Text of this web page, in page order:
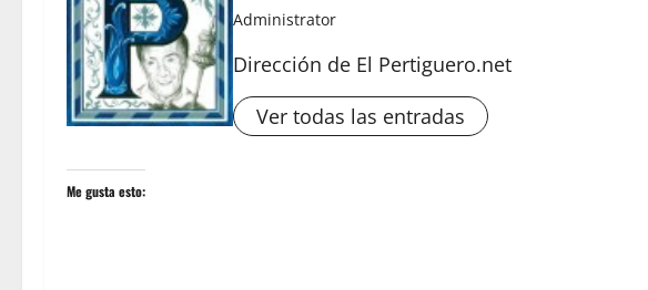
Administrator
Dirección de El Pertiguero.net
Ver todas las entradas
Me gusta esto: